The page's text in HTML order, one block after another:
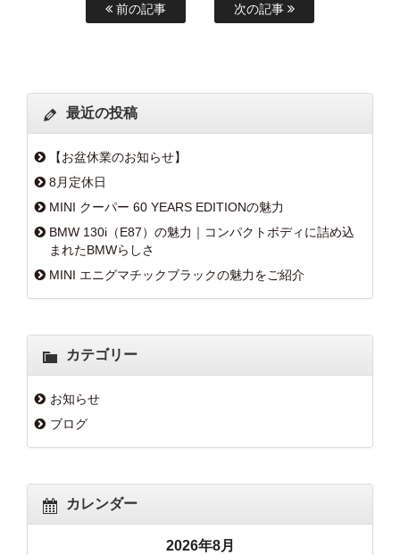
前の記事 次の記事
最近の投稿
【お盆休業のお知らせ】
8月定休日
MINI クーパー 60 YEARS EDITIONの魅力
BMW 130i（E87）の魅力｜コンパクトボディに詰め込
まれたBMWらしさ
MINI エニグマチックブラックの魅力をご紹介
カテゴリー
お知らせ
ブログ
カレンダー
2026年8月